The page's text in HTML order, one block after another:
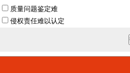
质量问题鉴定难
侵权责任难以认定